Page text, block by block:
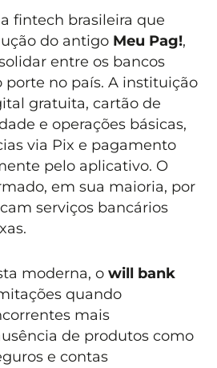
fintech brasileira que
do antigo Meu Pag!,
entre os bancos
no país. A instituição
gratuita, cartão de
e operações básicas,
via Pix e pagamento
pelo aplicativo. O
em sua maioria, por
serviços bancários
moderna, owill bank
quando
mais
de produtos como
e contas